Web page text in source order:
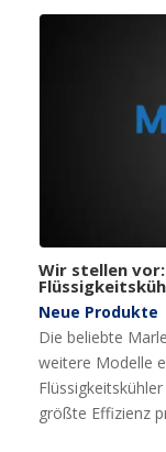
Wir stellen
Neue Produkte
Die beliebte
weitere Modelle
größte Effizienz